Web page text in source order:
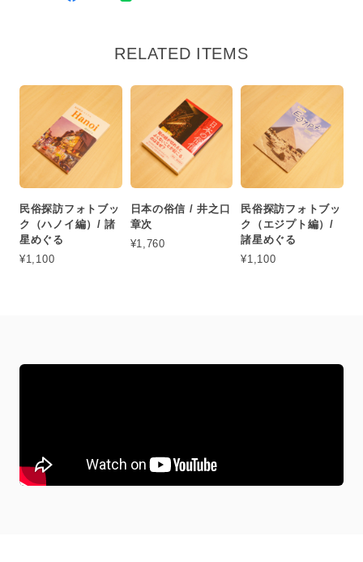
RELATED ITEMS
民俗探訪フォトブッ
ク（ハノイ編）/ 諸
星めぐる
¥1,100
日本の俗信 / 井之口
章次
¥1,760
民俗探訪フォトブッ
ク（エジプト編）/
諸星めぐる
¥1,100